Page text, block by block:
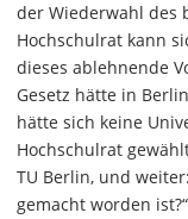
der Wiederwahl des
Hochschulrat kann
dieses ablehnende
Gesetz hätte in
hätte sich keine
Hochschulrat
TU Berlin, und
gemacht worden